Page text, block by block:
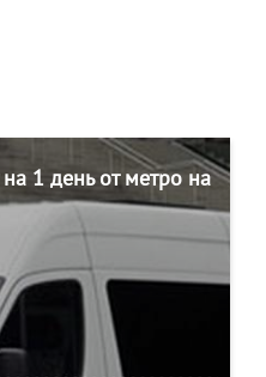
1 день от метро на